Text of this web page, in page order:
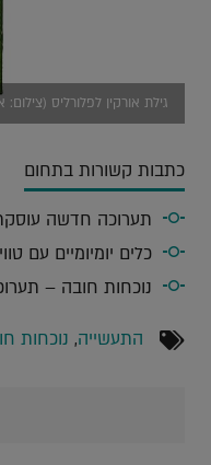
גילת אורקין לפלורליס (צילום:
כתבות קשורות בתחום
תערוכה חדשה עוסקת
כלים יומיומיים עם
נוכחות חובה – תערוכות
התעשייה, נוכחות